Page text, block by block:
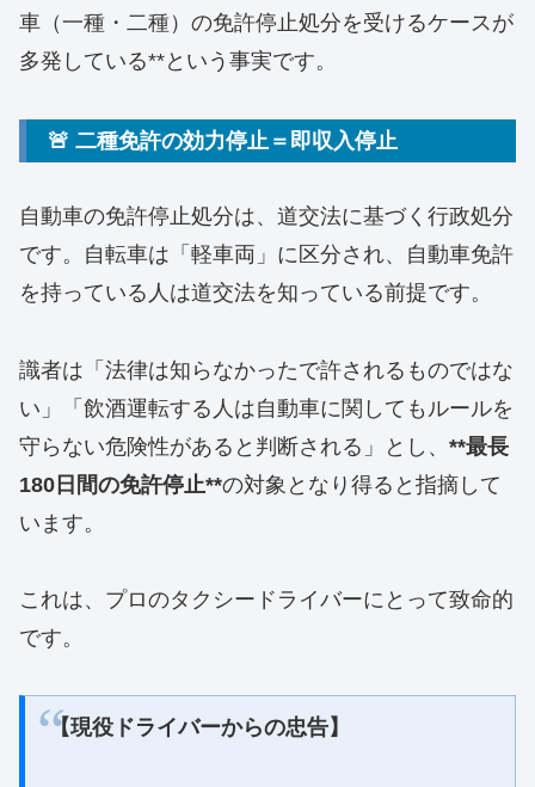
車（一種・二種）の免許停止処分を受けるケースが
多発している**という事実です。
🚨 二種免許の効力停止＝即収入停止
自動車の免許停止処分は、道交法に基づく行政処分
です。自転車は「軽車両」に区分され、自動車免許
を持っている人は道交法を知っている前提です。
識者は「法律は知らなかったで許されるものではな
い」「飲酒運転する人は自動車に関してもルールを
守らない危険性があると判断される」とし、 **最長
180日間の免許停止**の対象となり得ると指摘して
います。
これは、プロのタクシードライバーにとって致命的
です。
【現役ドライバーからの忠告】